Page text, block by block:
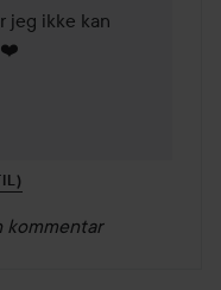
jeg ikke kan
❤️
kommentar